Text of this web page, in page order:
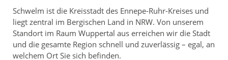
Schwelm ist die Kreisstadt des Ennepe-Ruhr-Kreises und
liegt zentral im Bergischen Land in NRW. Von unserem
Standort im Raum Wuppertal aus erreichen wir die Stadt
und die gesamte Region schnell und zuverlässig – egal, an
welchem Ort Sie sich befinden.